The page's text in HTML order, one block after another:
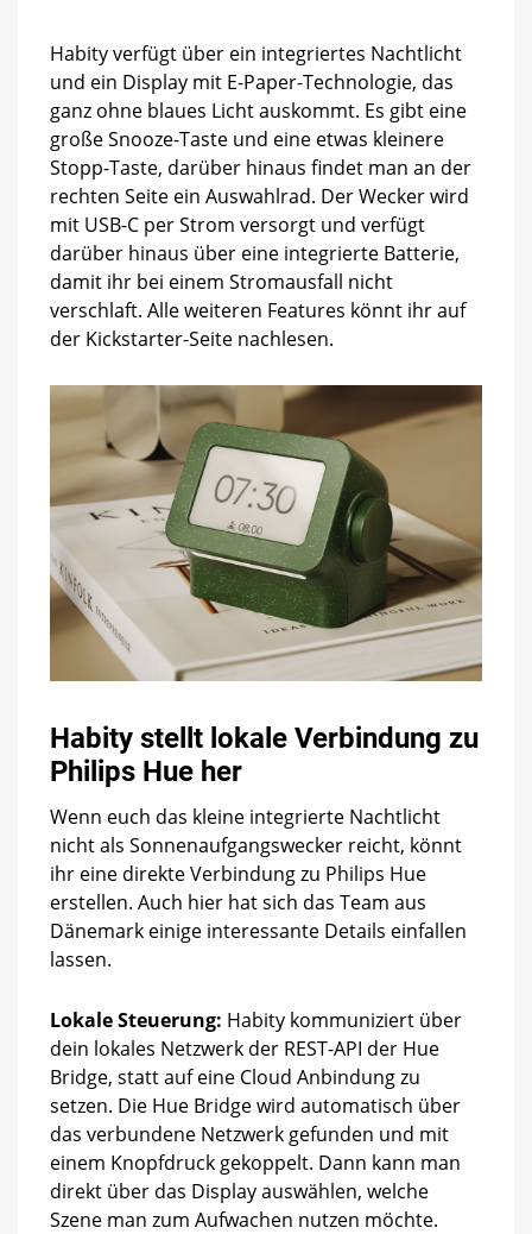
Habity verfügt über ein integriertes Nachtlicht
und ein Display mit E-Paper-Technologie, das
ganz ohne blaues Licht auskommt. Es gibt eine
große Snooze-Taste und eine etwas kleinere
Stopp-Taste, darüber hinaus findet man an der
rechten Seite ein Auswahlrad. Der Wecker wird
mit USB-C per Strom versorgt und verfügt
darüber hinaus über eine integrierte Batterie,
damit ihr bei einem Stromausfall nicht
verschlaft. Alle weiteren Features könnt ihr auf
der Kickstarter-Seite nachlesen.
Habity stellt lokale Verbindung zu
Philips Hue her
Wenn euch das kleine integrierte Nachtlicht
nicht als Sonnenaufgangswecker reicht, könnt
ihr eine direkte Verbindung zu Philips Hue
erstellen. Auch hier hat sich das Team aus
Dänemark einige interessante Details einfallen
lassen.
Lokale Steuerung: Habity kommuniziert über
dein lokales Netzwerk der REST-API der Hue
Bridge, statt auf eine Cloud Anbindung zu
setzen. Die Hue Bridge wird automatisch über
das verbundene Netzwerk gefunden und mit
einem Knopfdruck gekoppelt. Dann kann man
direkt über das Display auswählen, welche
Szene man zum Aufwachen nutzen möchte.